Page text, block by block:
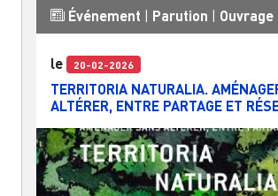
Événement | Parution | Ouvrage
le 20-02-2026
TERRITORIA NATURALIA.
ALTÉRER, ENTRE PARTAGE ET